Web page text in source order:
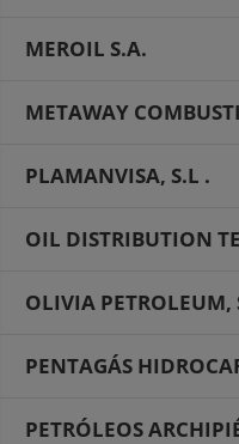
MEROIL S.A.
METAWAY
PLAMANVISA, S.L .
OIL DISTRIBUTION
OLIVIA PETROLEUM,
PENTAGÁS
PETRÓLEOS